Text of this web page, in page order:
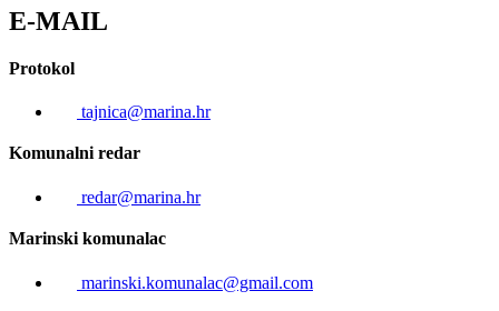
E-MAIL
Protokol
tajnica@marina.hr
Komunalni redar
redar@marina.hr
Marinski komunalac
marinski.komunalac@gmail.com